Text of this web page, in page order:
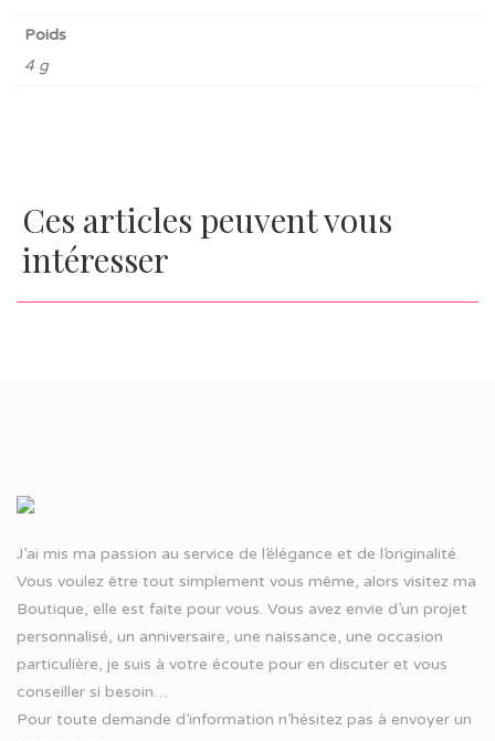
Poids
4 g
Ces articles peuvent vous
intéresser
J’ai mis ma passion au service de l’élégance et de l’originalité.
Vous voulez être tout simplement vous même, alors visitez ma
Boutique, elle est faite pour vous. Vous avez envie d’un projet
personnalisé, un anniversaire, une naissance, une occasion
particulière, je suis à votre écoute pour en discuter et vous
conseiller si besoin…
Pour toute demande d’information n’hésitez pas à envoyer un